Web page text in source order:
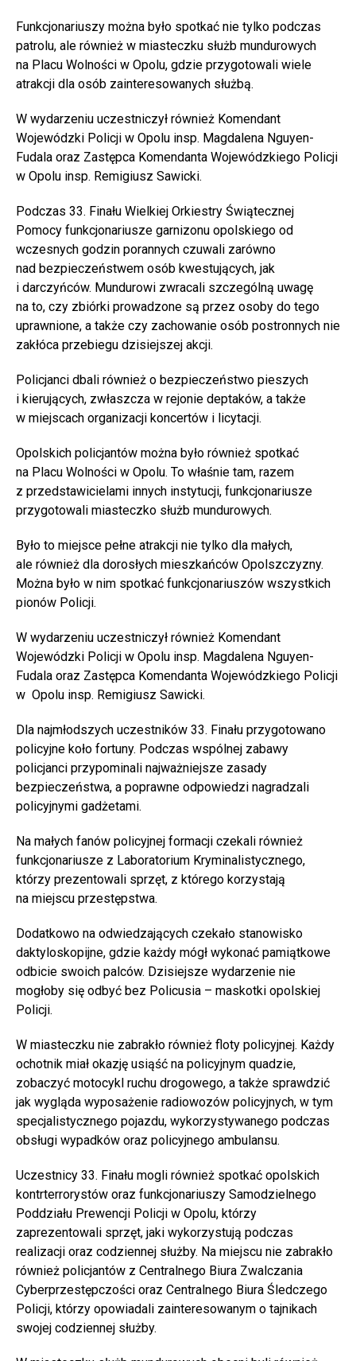
Funkcjonariuszy można było spotkać nie tylko podczas
patrolu, ale również w miasteczku służb mundurowych
na Placu Wolności w Opolu, gdzie przygotowali wiele
atrakcji dla osób zainteresowanych służbą.
W wydarzeniu uczestniczył również Komendant
Wojewódzki Policji w Opolu insp. Magdalena Nguyen-
Fudala oraz Zastępca Komendanta Wojewódzkiego Policji
w Opolu insp. Remigiusz Sawicki.
Podczas 33. Finału Wielkiej Orkiestry Świątecznej
Pomocy funkcjonariusze garnizonu opolskiego od
wczesnych godzin porannych czuwali zarówno
nad bezpieczeństwem osób kwestujących, jak
i darczyńców. Mundurowi zwracali szczególną uwagę
na to, czy zbiórki prowadzone są przez osoby do tego
uprawnione, a także czy zachowanie osób postronnych nie
zakłóca przebiegu dzisiejszej akcji.
Policjanci dbali również o bezpieczeństwo pieszych
i kierujących, zwłaszcza w rejonie deptaków, a także
w miejscach organizacji koncertów i licytacji.
Opolskich policjantów można było również spotkać
na Placu Wolności w Opolu. To właśnie tam, razem
z przedstawicielami innych instytucji, funkcjonariusze
przygotowali miasteczko służb mundurowych.
Było to miejsce pełne atrakcji nie tylko dla małych,
ale również dla dorosłych mieszkańców Opolszczyzny.
Można było w nim spotkać funkcjonariuszów wszystkich
pionów Policji.
W wydarzeniu uczestniczył również Komendant
Wojewódzki Policji w Opolu insp. Magdalena Nguyen-
Fudala oraz Zastępca Komendanta Wojewódzkiego Policji
w Opolu insp. Remigiusz Sawicki.
Dla najmłodszych uczestników 33. Finału przygotowano
policyjne koło fortuny. Podczas wspólnej zabawy
policjanci przypominali najważniejsze zasady
bezpieczeństwa, a poprawne odpowiedzi nagradzali
policyjnymi gadżetami.
Na małych fanów policyjnej formacji czekali również
funkcjonariusze z Laboratorium Kryminalistycznego,
którzy prezentowali sprzęt, z którego korzystają
na miejscu przestępstwa.
Dodatkowo na odwiedzających czekało stanowisko
daktyloskopijne, gdzie każdy mógł wykonać pamiątkowe
odbicie swoich palców. Dzisiejsze wydarzenie nie
mogłoby się odbyć bez Policusia – maskotki opolskiej
Policji.
W miasteczku nie zabrakło również floty policyjnej. Każdy
ochotnik miał okazję usiąść na policyjnym quadzie,
zobaczyć motocykl ruchu drogowego, a także sprawdzić
jak wygląda wyposażenie radiowozów policyjnych, w tym
specjalistycznego pojazdu, wykorzystywanego podczas
obsługi wypadków oraz policyjnego ambulansu.
Uczestnicy 33. Finału mogli również spotkać opolskich
kontrterrorystów oraz funkcjonariuszy Samodzielnego
Poddziału Prewencji Policji w Opolu, którzy
zaprezentowali sprzęt, jaki wykorzystują podczas
realizacji oraz codziennej służby. Na miejscu nie zabrakło
również policjantów z Centralnego Biura Zwalczania
Cyberprzestępczości oraz Centralnego Biura Śledczego
Policji, którzy opowiadali zainteresowanym o tajnikach
swojej codziennej służby.